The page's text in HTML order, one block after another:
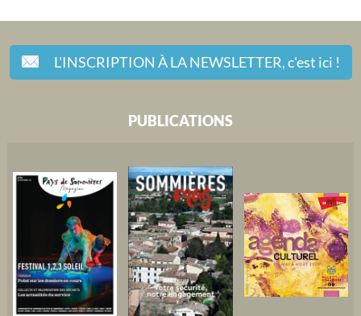
L'INSCRIPTION À LA NEWSLETTER,c'est ici !
PUBLICATIONS